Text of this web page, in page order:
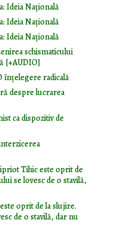
Ideia Naţională
Ideia Naţională
Ideia Naţională
schismaticului
[+AUDIO]
înţelegere radicală
despre lucrarea
ca dispozitiv de
Tihic este oprit de
se lovesc de o stavilă,
oprit de la slujire.
de o stavilă, dar nu